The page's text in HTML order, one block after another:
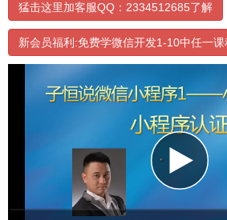
猛击这里加客服QQ：2334512685了解
新会员福利:免费学微信开发1-10中任一
00:00:00 / 12:47